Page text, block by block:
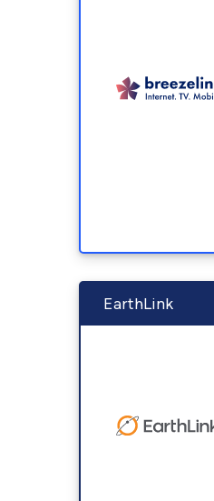
EarthLink